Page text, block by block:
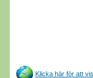
Klicka här för att